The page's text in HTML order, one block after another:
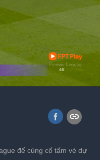
để củng cố tấm vé dự